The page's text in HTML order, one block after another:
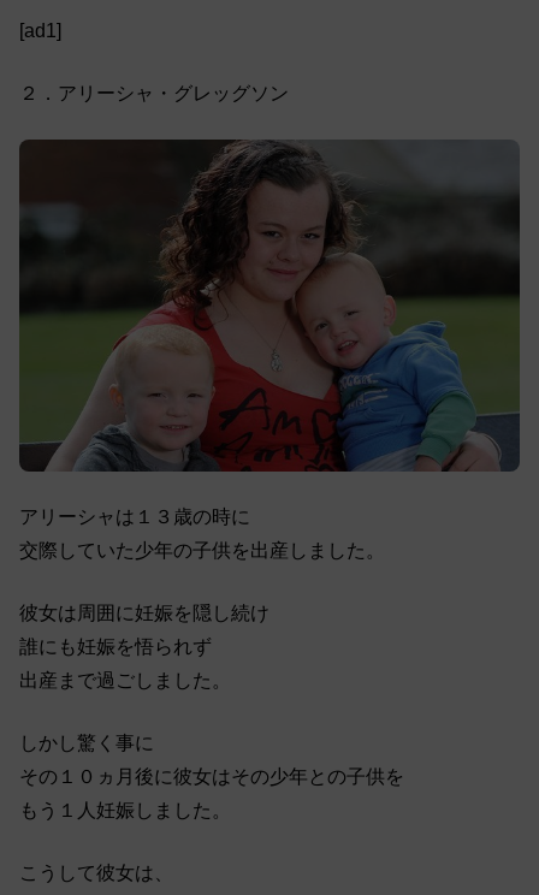
[ad1]
２．アリーシャ・グレッグソン
アリーシャは１３歳の時に
交際していた少年の子供を出産しました。
彼女は周囲に妊娠を隠し続け
誰にも妊娠を悟られず
出産まで過ごしました。
しかし驚く事に
その１０ヵ月後に彼女はその少年との子供を
もう１人妊娠しました。
こうして彼女は、